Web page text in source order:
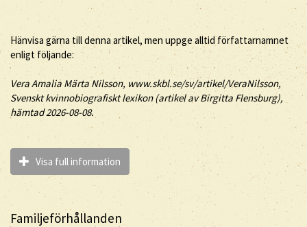
Hänvisa gärna till denna artikel, men uppge alltid författarnamnet
enligt följande:
VeraAmalia Märta Nilsson, www.skbl.se/sv/artikel/VeraNilsson,
Svenskt kvinnobiografiskt lexikon (artikel avBirgitta Flensburg),
hämtad 2026-08-08.
Visa full information
Familjeförhållanden